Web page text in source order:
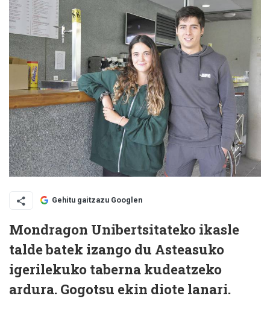
Gehitu gaitzazu Googlen
Mondragon Unibertsitateko ikasle
talde batek izango du Asteasuko
igerilekuko taberna kudeatzeko
ardura. Gogotsu ekin diote lanari.